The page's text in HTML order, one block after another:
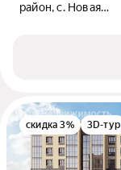
район, с. Новая
скидка 3% 3D-тур